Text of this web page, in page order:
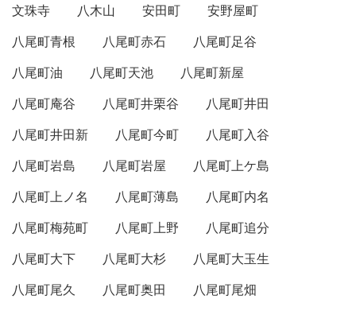
文珠寺 八木山 安田町
安野屋町
八尾町青根
八尾町赤石
八尾町足谷
八尾町油
八尾町天池
八尾町新屋
八尾町庵谷
八尾町井栗谷
八尾町井田
八尾町井田新
八尾町今町
八尾町入谷
八尾町岩島
八尾町岩屋
八尾町上ケ島
八尾町上ノ名
八尾町薄島
八尾町内名
八尾町梅苑町
八尾町上野
八尾町追分
八尾町大下
八尾町大杉
八尾町大玉生
八尾町尾久
八尾町奥田
八尾町尾畑